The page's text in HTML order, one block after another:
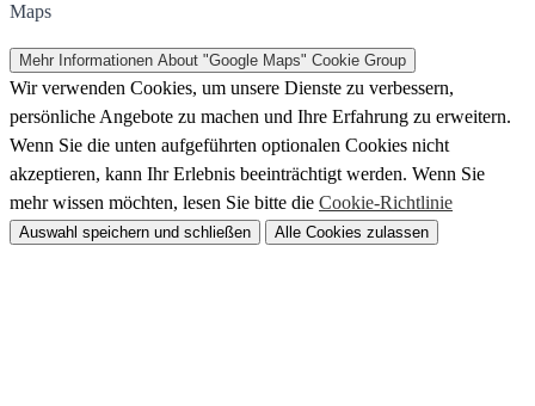
Maps
Mehr Informationen About "Google Maps" Cookie Group
Wir verwenden Cookies, um unsere Dienste zu verbessern,
persönliche Angebote zu machen und Ihre Erfahrung zu erweitern.
Wenn Sie die unten aufgeführten optionalen Cookies nicht
akzeptieren, kann Ihr Erlebnis beeinträchtigt werden. Wenn Sie
mehr wissen möchten, lesen Sie bitte die Cookie-Richtlinie
Auswahl speichern und schließen Alle Cookies zulassen